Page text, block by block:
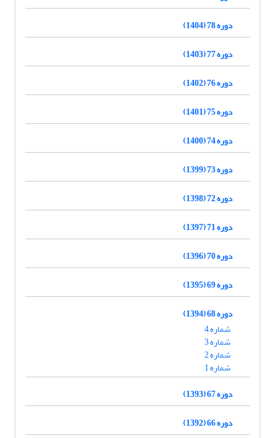
دوره 78 (1404)
دوره 77 (1403)
دوره 76 (1402)
دوره 75 (1401)
دوره 74 (1400)
دوره 73 (1399)
دوره 72 (1398)
دوره 71 (1397)
دوره 70 (1396)
دوره 69 (1395)
دوره 68 (1394)
شماره 4
شماره 3
شماره 2
شماره 1
دوره 67 (1393)
دوره 66 (1392)